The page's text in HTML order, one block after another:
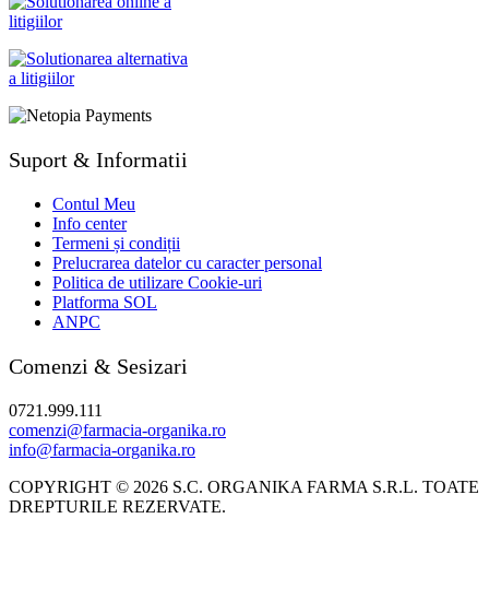
Suport & Informatii
Contul Meu
Info center
Termeni și condiții
Prelucrarea datelor cu caracter personal
Politica de utilizare Cookie-uri
Platforma SOL
ANPC
Comenzi & Sesizari
0721.999.111
comenzi@farmacia-organika.ro
info@farmacia-organika.ro
COPYRIGHT © 2026 S.C. ORGANIKA FARMA S.R.L. TOATE
DREPTURILE REZERVATE.